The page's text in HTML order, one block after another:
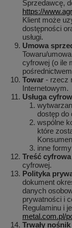
Sprzedawcę,
https://
Klient może
dostępności
usługi.
Umowa
Towaru/
cyfrowej (o ile
Towar - rzecz
Internetowym.
Usługa
dostęp do
wspólne
które
inne
Treść cyfrowa
cyfrowej.
Polityka
dokument
danych
prywatności i
Regulaminu i
metal.com.pl/
Trwały nośnik